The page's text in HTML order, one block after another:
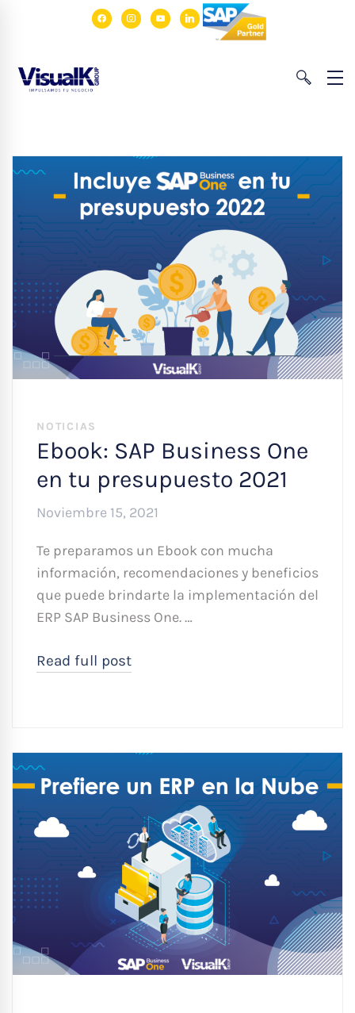
facebookinstagram
youtubelinkedin
NOTICIAS
Ebook: SAP Business One
en tu presupuesto 2021
Noviembre 15, 2021
Te preparamos un Ebook con mucha
información, recomendaciones y beneficios
que puede brindarte la implementación del
ERP SAP Business One. …
Read full post